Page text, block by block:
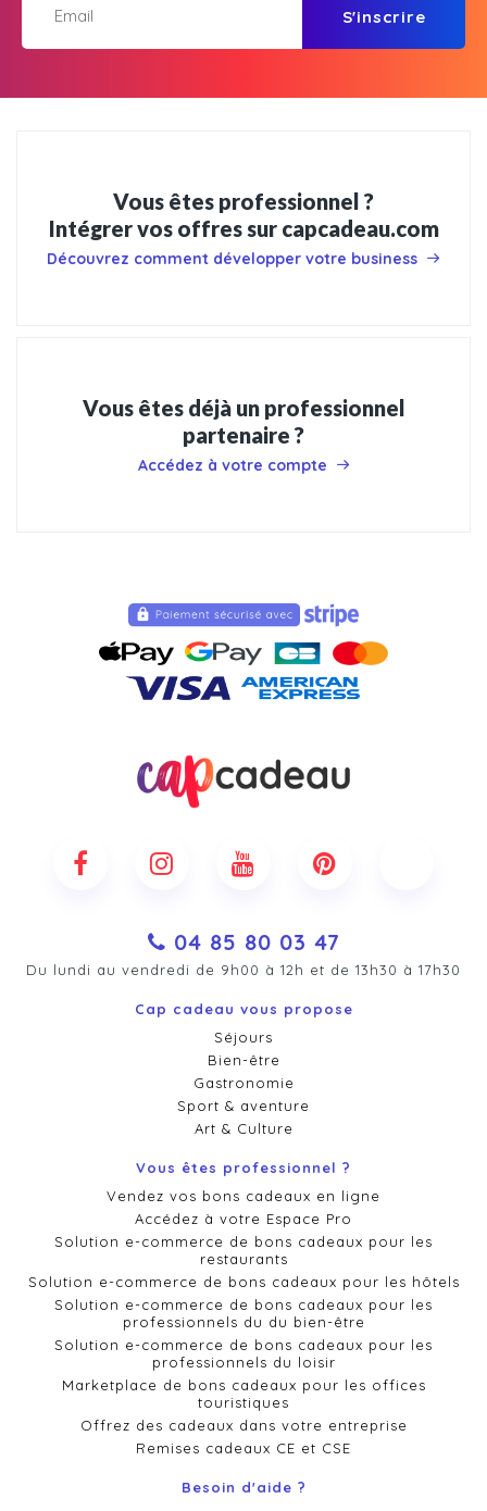
S'inscrire
Vous êtes professionnel ?
Intégrer vos offres sur capcadeau.com
Découvrez comment développer votre business
Vous êtes déjà un professionnel
partenaire ?
Accédez à votre compte
04 85 80 03 47
Du lundi au vendredi de 9h00 à 12h et de 13h30 à 17h30
Cap cadeau vous propose
Séjours
Bien-être
Gastronomie
Sport & aventure
Art & Culture
Vous êtes professionnel ?
Vendez vos bons cadeaux en ligne
Accédez à votre Espace Pro
Solution e-commerce de bons cadeaux pour les
restaurants
Solution e-commerce de bons cadeaux pour les hôtels
Solution e-commerce de bons cadeaux pour les
professionnels du du bien-être
Solution e-commerce de bons cadeaux pour les
professionnels du loisir
Marketplace de bons cadeaux pour les offices
touristiques
Offrez des cadeaux dans votre entreprise
Remises cadeaux CE et CSE
Besoin d'aide ?